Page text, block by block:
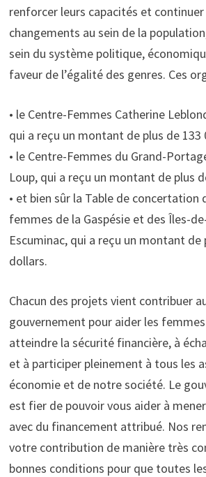
renforcer leurs capacités et
changements au sein de la
sein du système politique,
faveur de l’égalité des genres. Ces
• le Centre-Femmes Catherine
qui a reçu un montant de plus de 133
• le Centre-Femmes du Grand-
Loup, qui a reçu un montant de plus
• et bien sûr la Table de concertation
femmes de la Gaspésie et des Îles-
Escuminac, qui a reçu un montant de
dollars.
Chacun des projets vient contribuer
gouvernement pour aider les
atteindre la sécurité financière, à
et à participer pleinement à tous les
économie et de notre société. Le
est fier de pouvoir vous aider à
avec du financement attribué. Nos
votre contribution de manière très
bonnes conditions pour que toutes